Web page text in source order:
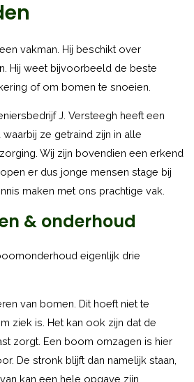
vakman. Hij beschikt over
Hij weet bijvoorbeeld de beste
of om bomen te snoeien.
J. Versteegh heeft een
ze getraind zijn in alle
Wij zijn bovendien een erkend
er dus jonge mensen stage bij
maken met ons prachtige vak.
& onderhoud
eigenlijk drie
van bomen. Dit hoeft niet te
ziek is. Het kan ook zijn dat de
zorgt. Een boom omzagen is hier
De stronk blijft dan namelijk staan,
kan een hele opgave zijn.